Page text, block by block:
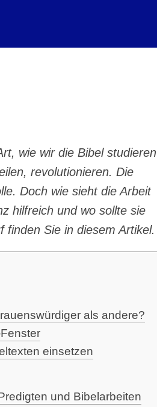
wie wir die Bibel stu­die­ren
revo­lu­tio­nie­ren. Die
Doch wie sieht die Arbeit
hilf­reich und wo soll­te sie
fin­den Sie in die­sem Artikel.
als andere?
einsetzen
und Bibel­ar­bei­ten